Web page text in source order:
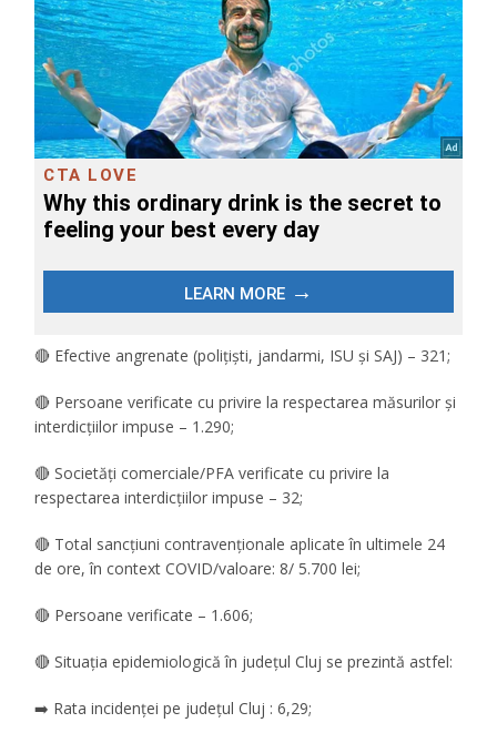
🔴 Efective angrenate (polițiști, jandarmi, ISU și SAJ) – 321;
🔴 Persoane verificate cu privire la respectarea măsurilor și
interdicțiilor impuse – 1.290;
🔴 Societăți comerciale/PFA verificate cu privire la
respectarea interdicțiilor impuse – 32;
🔴 Total sancțiuni contravenționale aplicate în ultimele 24
de ore, în context COVID/valoare: 8/ 5.700 lei;
🔴 Persoane verificate – 1.606;
🔴 Situația epidemiologică în județul Cluj se prezintă astfel:
➡️ Rata incidenței pe județul Cluj : 6,29;